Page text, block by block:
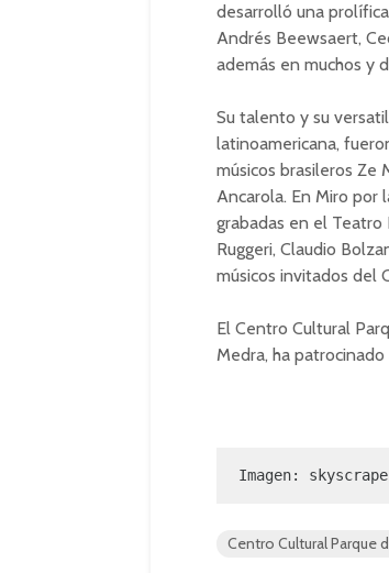
desarrolló una
Andrés Beewsaert,
además en muchos y
Su talento y su
latinoamericana,
músicos brasileros Ze
Ancarola. En Miro por
grabadas en el Teatro
Ruggeri, Claudio
músicos invitados del
El Centro Cultural
Medra, ha
Imagen:
Centro Cultural Parque